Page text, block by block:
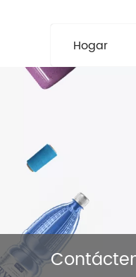
Hogar